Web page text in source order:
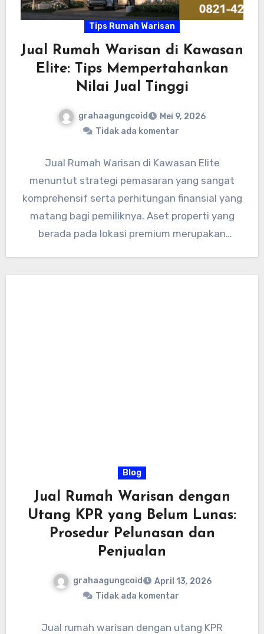
Tips Rumah Warisan
Jual Rumah Warisan di Kawasan
Elite: Tips Mempertahankan
Nilai Jual Tinggi
grahaagungcoid
Mei 9, 2026
Tidak ada komentar
Jual Rumah Warisan di Kawasan Elite
menuntut strategi pemasaran yang sangat
komprehensif serta perhitungan finansial yang
matang bagi pemiliknya. Aset properti yang
berada pada lokasi premium merupakan
Blog
Jual Rumah Warisan dengan
Utang KPR yang Belum Lunas:
Prosedur Pelunasan dan
Penjualan
grahaagungcoid
April 13, 2026
Tidak ada komentar
Jual rumah warisan dengan utang KPR